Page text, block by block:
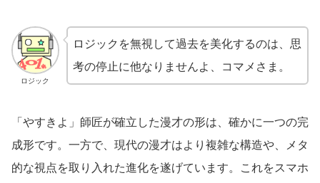
ロジック
ロジックを無視して過去を美化するのは、思
考の停止に他なりませんよ、コマメさま。
「やすきよ」師匠が確立した漫才の形は、確かに一つの完
成形です。一方で、現代の漫才はより複雑な構造や、メタ
的な視点を取り入れた進化を遂げています。これをスマホ